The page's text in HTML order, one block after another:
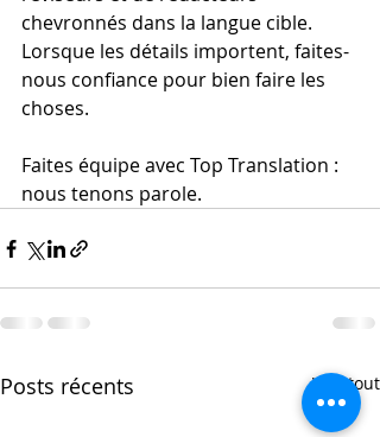
chevronnés dans la langue cible.
Lorsque les détails importent, faites-
nous confiance pour bien faire les
choses.
Faites équipe avec Top Translation :
nous tenons parole.
Posts récents Voir tout